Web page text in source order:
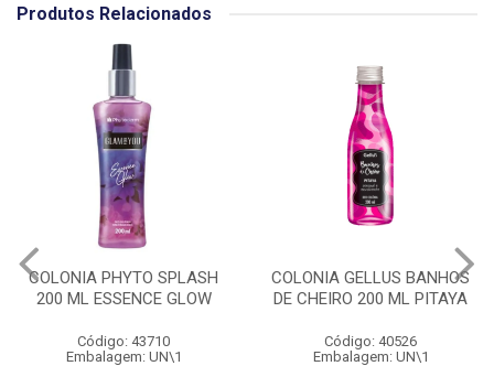
Produtos Relacionados
COLONIA PHYTO SPLASH
200 ML ESSENCE GLOW
Código: 43710
Embalagem: UN\1
COLONIA GELLUS BANHOS
DE CHEIRO 200 ML PITAYA
Código: 40526
Embalagem: UN\1